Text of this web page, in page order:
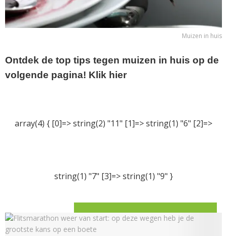
Muizen in huis
Ontdek de top tips tegen muizen in huis op de
volgende pagina! Klik hier
array(4) { [0]=> string(2) "11" [1]=> string(1) "6" [2]=>
string(1) "7" [3]=> string(1) "9" }